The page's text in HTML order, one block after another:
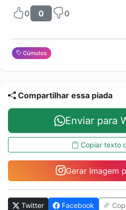
0 0 0
Cúmulos
Compartilhar essa piada
Enviar para
Copiar texto
Gerar Imagem
Twitter Facebook